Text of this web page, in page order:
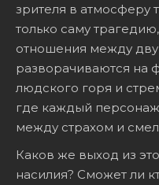
зрителя в атмосферу
только саму
отношения между
разворачиваются на
людского горя и
где каждый
между страхом и
Каков же выход из
насилия? Сможет ли